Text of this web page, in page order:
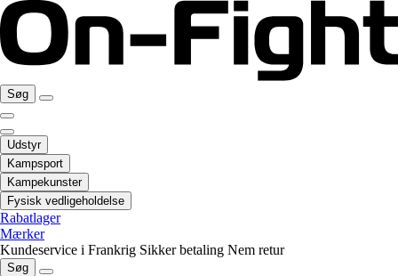
Søg
Udstyr
Kampsport
Kampekunster
Fysisk vedligeholdelse
Rabatlager
Mærker
Kundeservice i Frankrig Sikker betaling Nem retur
Søg